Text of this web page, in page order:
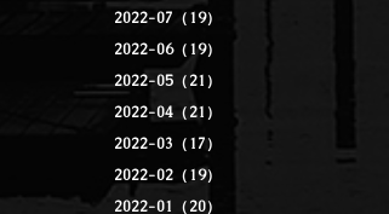
2022-07（19）
2022-06（19）
2022-05（21）
2022-04（21）
2022-03（17）
2022-02（19）
2022-01（20）